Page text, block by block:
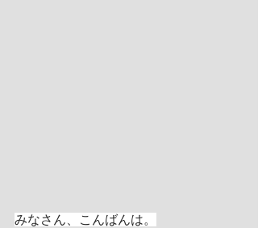
みなさん、こんばんは。